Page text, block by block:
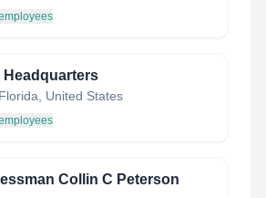
Headquarters
United States
Collin C Peterson